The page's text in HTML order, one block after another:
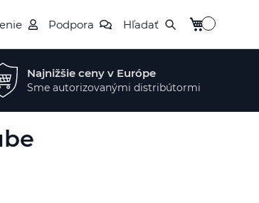
Podpora Hľadať Môj košík
Najnižšie ceny v Európe
Sme autorizovanými distribútormi